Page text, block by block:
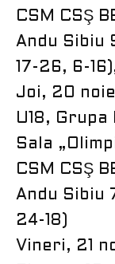
CSM CSŞ
Andu Sibiu
17-26, 6-
Joi, 20
U18,
Sala
CSM CSŞ
Andu Sibiu
24-18)
Vineri, 21